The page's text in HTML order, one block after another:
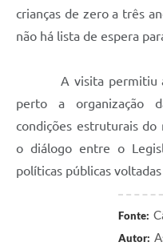
crianças de zero a três
não há lista de espera
A visita permitiu aos
perto a organização
condições estruturais do
o diálogo entre o
políticas públicas
Fonte:
Autor: